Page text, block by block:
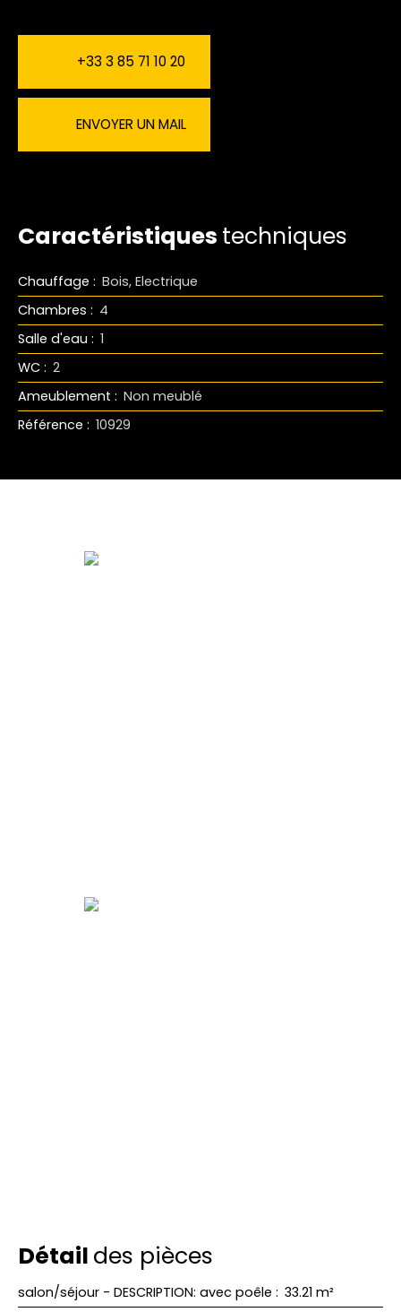
+33 3 85 71 10 20
ENVOYER UN MAIL
Caractéristiques techniques
Chauffage : Bois, Electrique
Chambres : 4
Salle d'eau : 1
WC : 2
Ameublement : Non meublé
Référence : 10929
Détail des pièces
salon/séjour - DESCRIPTION: avec poêle : 33.21 m²